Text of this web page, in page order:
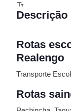
Descrição
Rotas
Realengo
Transporte
Rotas